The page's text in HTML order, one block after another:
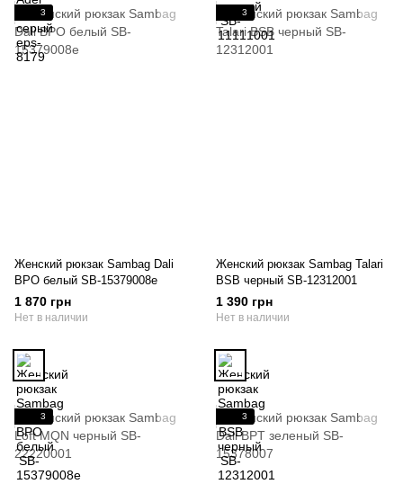
3
Женский рюкзак Sambag Dali
ВPO белый SB-15379008e
1 870 грн
Нет в наличии
3
Женский рюкзак Sambag Talari
BSB черный SB-12312001
1 390 грн
Нет в наличии
3 3